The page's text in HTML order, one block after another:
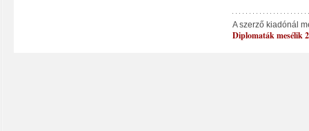
A szerző kiadónál
Diplomaták mesélik